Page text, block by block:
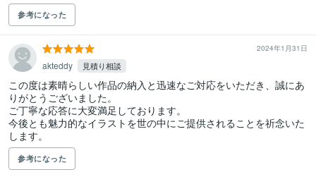
参考になった
2024年1月31日
akteddy 見積り相談
この度は素晴らしい作品の納入と迅速なご対応をいただき、誠にあ
りがとうございました。
ご丁寧な応答に大変満足しております。
今後とも魅力的なイラストを世の中にご提供されることを祈念いた
します。
参考になった